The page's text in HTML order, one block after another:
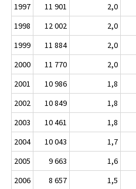
1997
11 901 2,0
1998
12 002 2,0
1999
11 884 2,0
2000
11 770 2,0
2001
10 986 1,8
2002
10 849 1,8
2003
10 461 1,8
2004
10 043 1,7
2005
9 663 1,6
2006
8 657 1,5